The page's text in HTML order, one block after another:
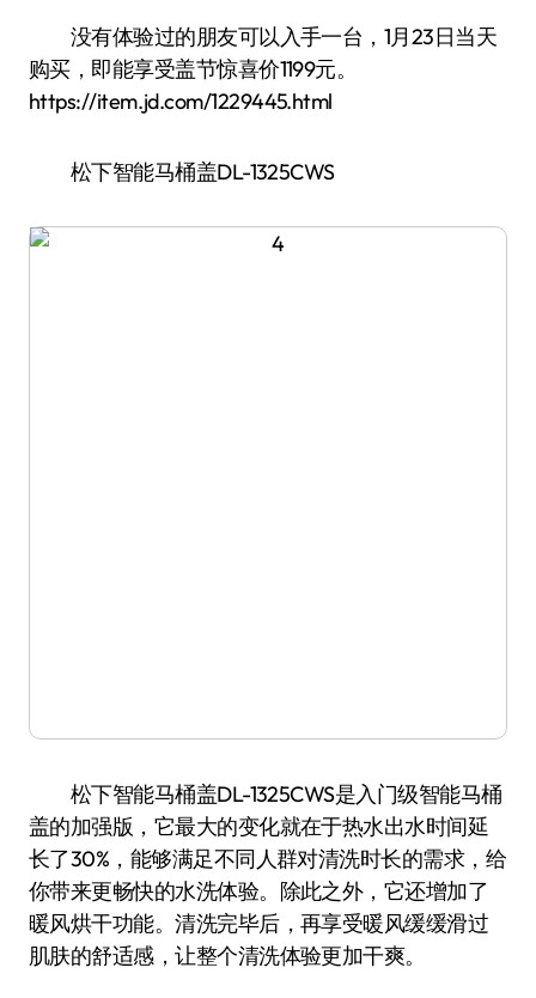
没有体验过的朋友可以入手一台，1月23日当天
购买，即能享受盖节惊喜价1199元。
https://item.jd.com/1229445.html
松下智能马桶盖DL-1325CWS
松下智能马桶盖DL-1325CWS是入门级智能马桶
盖的加强版，它最大的变化就在于热水出水时间延
长了30%，能够满足不同人群对清洗时长的需求，给
你带来更畅快的水洗体验。除此之外，它还增加了
暖风烘干功能。清洗完毕后，再享受暖风缓缓滑过
肌肤的舒适感，让整个清洗体验更加干爽。